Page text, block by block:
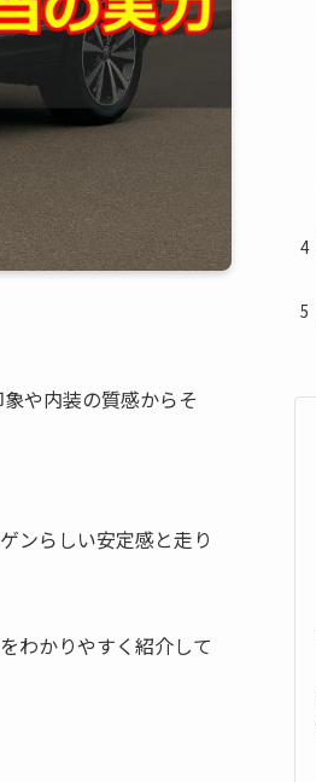
や内装の質感からそ
ンらしい安定感と走り
わかりやすく紹介して